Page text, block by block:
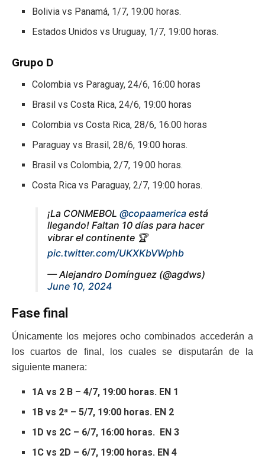
Bolivia vs Panamá, 1/7, 19:00 horas.
Estados Unidos vs Uruguay, 1/7, 19:00 horas.
Grupo D
Colombia vs Paraguay, 24/6, 16:00 horas
Brasil vs Costa Rica, 24/6, 19:00 horas
Colombia vs Costa Rica, 28/6, 16:00 horas
Paraguay vs Brasil, 28/6, 19:00 horas.
Brasil vs Colombia, 2/7, 19:00 horas.
Costa Rica vs Paraguay, 2/7, 19:00 horas.
¡La CONMEBOL @copaamerica está
llegando! Faltan 10 días para hacer
vibrar el continente 🏆
pic.twitter.com/UKXKbVWphb
— Alejandro Domínguez (@agdws)
June 10, 2024
Fase final
Únicamente los mejores ocho combinados accederán a
los cuartos de final, los cuales se disputarán de la
siguiente manera:
1A vs 2 B – 4/7, 19:00 horas. EN 1
1B vs 2ª – 5/7, 19:00 horas. EN 2
1D vs 2C – 6/7, 16:00 horas. EN 3
1C vs 2D – 6/7, 19:00 horas. EN 4